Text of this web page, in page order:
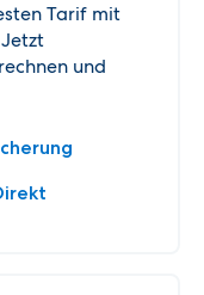
Tarif mit
und